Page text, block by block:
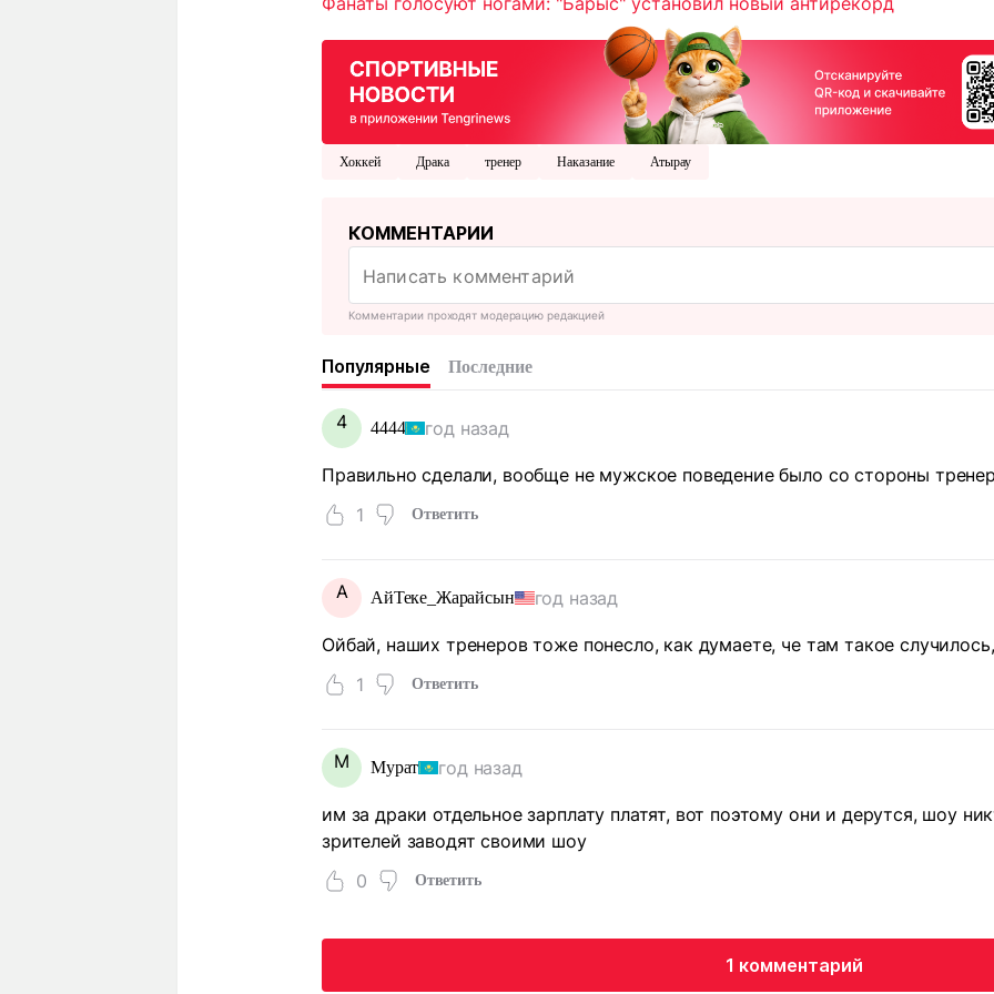
Хоккей Драка тренер Наказание Атырау
КОММЕНТАРИИ
Комментарии проходят модерацию редакцией
Популярные Последние
4 4444 год назад
Правильно сделали, вообще не мужское поведение было со стороны
1
Ответить
А АйТеке_Жарайсын год назад
Ойбай, наших тренеров тоже понесло, как думаете, че там такое
1
Ответить
М Мурат год назад
им за драки отдельное зарплату платят, вот поэтому они и дерутся, шоу
зрителей заводят своими шоу
0
Ответить
1 комментарий